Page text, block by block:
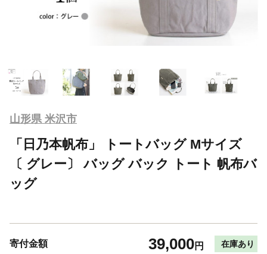
山形県 米沢市
「日乃本帆布」 トートバッグ Mサイズ
〔 グレー〕 バッグ バック トート 帆布バ
ッグ
寄付金額 39,000円 在庫あり